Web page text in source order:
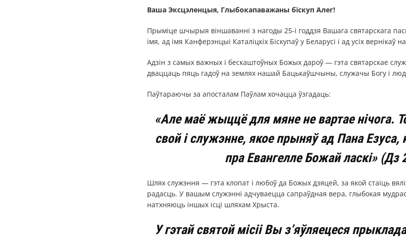
Ваша Эксцэленцыя, Глыбокапаважаны біскуп Алег!
Прыміце шчырыя віншаванні з нагоды 25-і годдзя Вашага святарскага
імя, ад імя Канферэнцыі Каталіцкіх Біскупаў у Беларусі і ад усіх вернікаў
Адзін з самых важных і бескаштоўных Божых дароў — гэта святарскае
дваццаць пяць гадоў на землях нашай Бацькаўшчыны, служачы Богу і
Паўтараючы за апосталам Паўлам хочацца ўзгадаць:
«Але маё жыццё для мяне не вартае нічога.
свой і служэнне, якое прыняў ад Пана Езуса,
пра Евангелле Божай ласкі» (Дз
Шлях служэння — гэта клопат і любоў да Божых дзяцей, за якой стаіць
радасць. У вашым служэнні адчуваецца сапраўдная вера, глыбокая
натхняюць іншых ісці шляхам Хрыста.
У гэтай святой місіі Вы з’яўляецеся